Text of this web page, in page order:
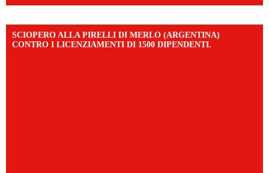
SCIOPERO ALLA PIRELLI DI MERLO (ARGENTINA)
CONTRO I LICENZIAMENTI DI 1500 DIPENDENTI.